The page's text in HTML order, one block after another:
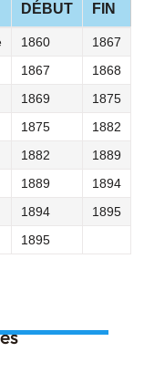
DÉBUT FIN
1860
1867
1867
1868
1869
1875
1875
1882
1882
1889
1889
1894
1894
1895
1895